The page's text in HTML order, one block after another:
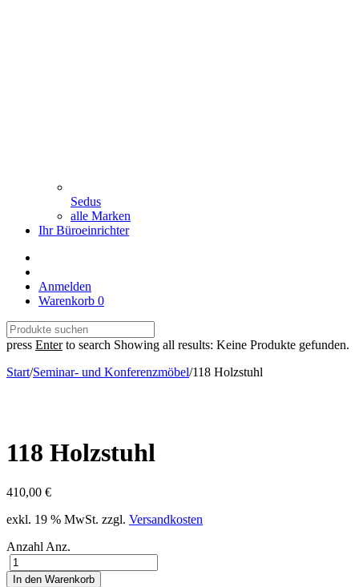
Sedus
alle Marken
Ihr Büroeinrichter
Anmelden
Warenkorb 0
press Enterto search Showing all results: Keine Produkte gefunden.
Start/Seminar- und Konferenzmöbel/118 Holzstuhl
118 Holzstuhl
410,00 €
exkl. 19 % MwSt. zzgl. Versandkosten
Anzahl Anz.
In den Warenkorb